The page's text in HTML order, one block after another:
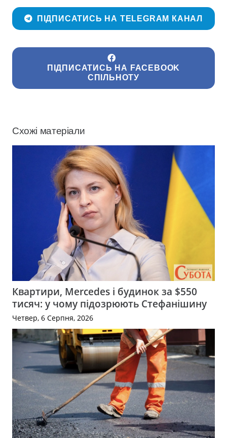
ПІДПИСАТИСЬ НА TELEGRAM КАНАЛ
ПІДПИСАТИСЬ НА FACEBOOK
СПІЛЬНОТУ
Схожі матеріали
Квартири, Mercedes і будинок за $550
тисяч: у чому підозрюють Стефанішину
Четвер, 6 Серпня, 2026